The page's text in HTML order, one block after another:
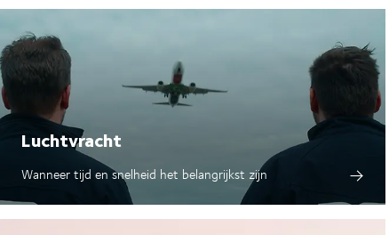
In reactie op deze
tegen het einde van 2025, ter
van onze Driver-app om
ondersteunen. Bovendien versterkt
Luchtvracht
Wanneer tijd en snelheid het belangrijkst zijn